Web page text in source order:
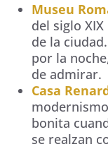
Museu
del siglo
de la
por la
de admirar.
Casa
bonita
se realzan